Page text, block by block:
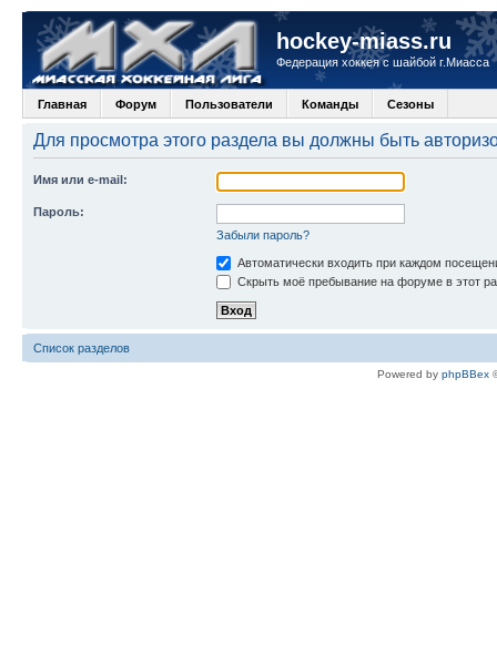
hockey-miass.ru
Федерация хоккея с шайбой г.Миасса
Главная Форум Пользователи Команды Сезоны
Для просмотра этого раздела вы должны быть
Имя или e-mail:
Пароль:
Забыли пароль?
Автоматически входить при каждом
Скрыть моё пребывание на форуме в этот
Список разделов
Powered by phpBBex